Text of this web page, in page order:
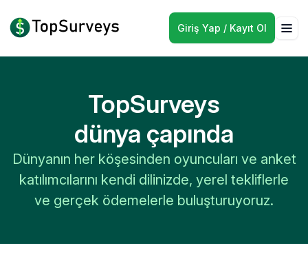
Giriş Yap / Kayıt Ol
TopSurveys
dünya çapında
Dünyanın her köşesinden oyuncuları ve anket
katılımcılarını kendi dilinizde, yerel tekliflerle
ve gerçek ödemelerle buluşturuyoruz.